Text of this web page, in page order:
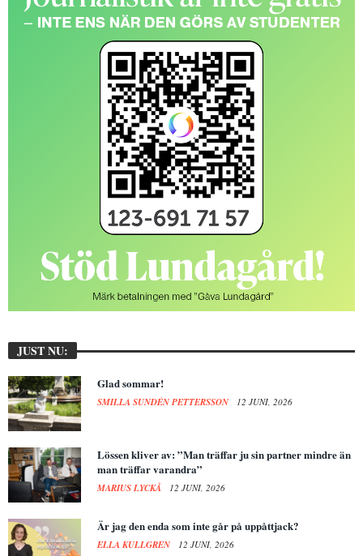
JUST NU:
Glad sommar!
SMILLA SUNDÉN PETTERSSON 12 JUNI, 2026
Lössen kliver av: ”Man träffar ju sin partner mindre än
man träffar varandra”
MARIUS LYCKÅ 12 JUNI, 2026
Är jag den enda som inte går på uppåttjack?
ELLA KULLGREN 12 JUNI, 2026